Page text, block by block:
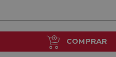
COMPRAR